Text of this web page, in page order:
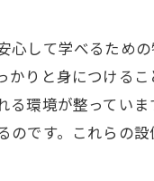
スコアアッ
メンタル強
上級者が直
プロのイ
して学べるため
りと身につける
環境が整ってい
です。これらの